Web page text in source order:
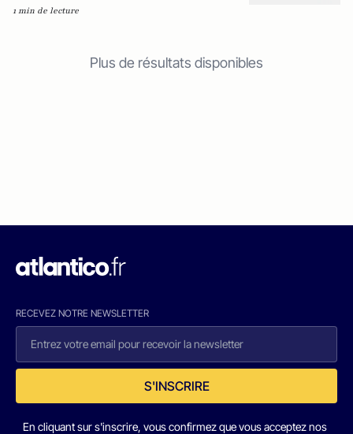
1 min de lecture
Plus de résultats disponibles
RECEVEZ NOTRE NEWSLETTER
S'INSCRIRE
En cliquant sur s'inscrire, vous confirmez que vous acceptez nos